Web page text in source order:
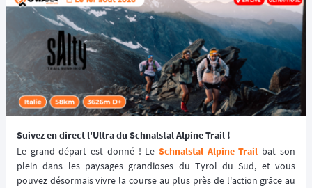
Suivez en direct l'Ultra du Schnalstal Alpine Trail !
Le grand départ est donné ! Le Schnalstal Alpine Trail bat son
plein dans les paysages grandioses du Tyrol du Sud, et vous
pouvez désormais vivre la course au plus près de l'action grâce au